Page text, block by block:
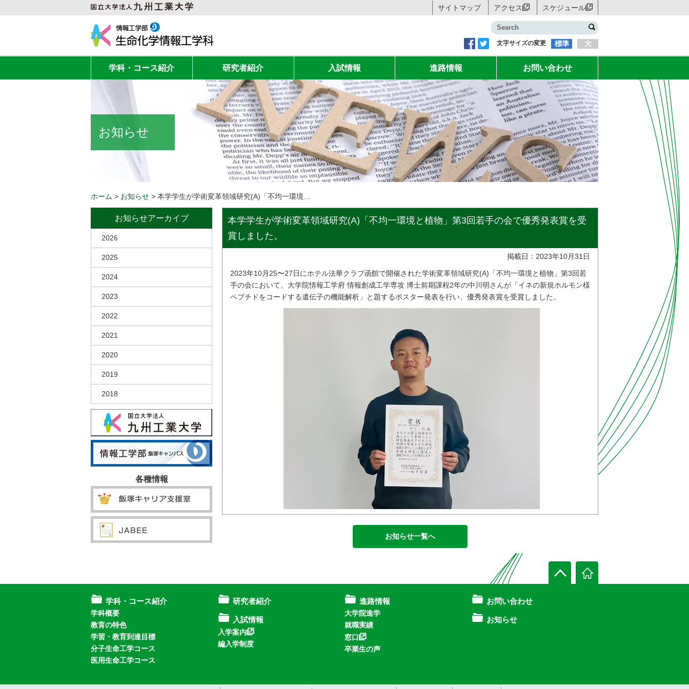
サイトマップ アクセス スケジュール
文字サイズの変更 標準 大
学科・コース紹介 研究者紹介 入試情報 進路情報 お問い合わせ
お知らせ
ホーム > お知らせ >
本学学生が学術変革領域研究(A)「不均一環境と植物」第3回若手の会で優秀発表賞を受
賞しました。
掲載日：2023年10月31日
2023年10月25〜27日にホテル法華クラブ函館で開催された学術変革領域研究(A)「不均一環境と植物」第3回若
手の会において、大学院情報工学府 情報創成工学専攻 博士前期課程2年の中川明さんが「イネの新規ホルモン様
ペプチドをコードする遺伝子の機能解析」と題するポスター発表を行い、優秀発表賞を受賞しました。
お知らせ一覧へ
お知らせアーカイブ
2026
2025
2024
2023
2022
2021
2020
2019
2018
各種情報
学科・コース紹介
学科概要
教育の特色
学習・教育到達目標
分子生命工学コース
医用生命工学コース
研究者紹介
入試情報
入学案内
編入学制度
進路情報
大学院進学
就職実績
窓口
卒業生の声
お問い合わせ
お知らせ